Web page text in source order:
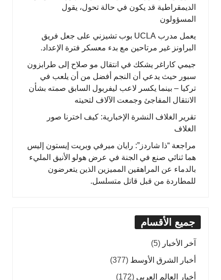
الديمقراطية قد يكون في حالة تحول، يقول
المسؤولون
يعمل مدرب UCLA بوب تشيزني على جعل فريق
البراونز غير مرتاحين مع بدء معسكر فترة الإعداد.
جيمي كاراغر يشكك في انتقال مو صلاح إلى طرابزون
سبور حيث يدعي أن النجم أفضل من أن يلعب في
تركيا – بينما يكسر لاعب ليفربول السابق صمته بشأن
الانتقال المفاجئ وجمعت الآلاف لتحيته
تقرير الغلاف النشرة الإخبارية: كيف اخترنا صور
الغلاف
مراجعة “ذا شاردز”: رايان ميرفي وبريت إيستون إليس
هما ثنائي صنع في الجنة في عرض هولو الأنيق المليء
بالدماء عن المراهقين المميزين الذين يتعرضون
للمطاردة من قبل قاتل متسلسل.
جميع الأقسام
آخر الأخبار (5)
أخبار الشرق الأوسط (377)
أخبار العالم العربي (172)